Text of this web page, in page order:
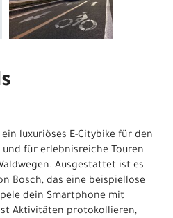
luxuriöses E-Citybike für den
für erlebnisreiche Touren
Ausgestattet ist es
Bosch, das eine beispiellose
dein Smartphone mit
Aktivitäten protokollieren,